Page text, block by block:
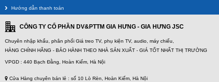
Hướng dẫn thanh toán
CÔNG TY CỔ PHẦN DV&PTTM GIA HƯNG - GIA HƯNG JSC
Chuyên nhập khẩu, phân phối Giá treo TV, phụ kiện TV, audio, máy chiếu,
HÀNG CHÍNH HÃNG - BẢO HÀNH THEO NHÀ SẢN XUẤT - GIÁ TỐT NHẤT THỊ TRƯỜNG
VPGD : 440 Bạch Đằng, Hoàn Kiếm, Hà Nội
Cửa Hàng chuyên bán lẻ : số 10 Lò Rèn, Hoàn Kiếm, Hà Nội